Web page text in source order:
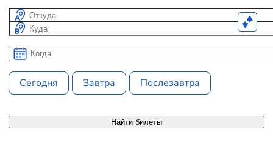
Откуда
Куда
Когда
Когда
Сегодня Завтра Послезавтра
Найти билеты